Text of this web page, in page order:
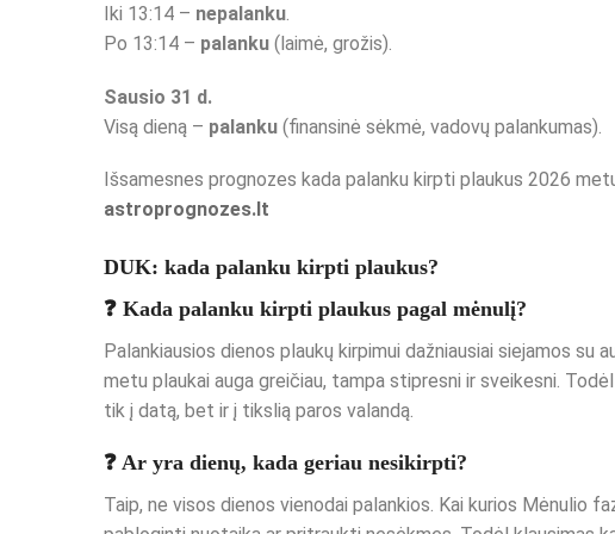
Iki 13:14 – nepalanku.
Po 13:14 – palanku (laimė, grožis).
Sausio 31 d.
Visą dieną – palanku (finansinė sėkmė, vadovų palankumas).
Išsamesnes prognozes kada palanku kirpti plaukus 2026
astroprognozes.lt
DUK: kada palanku kirpti plaukus?
❓ Kada palanku kirpti plaukus pagal mėnulį?
Palankiausios dienos plaukų kirpimui dažniausiai siejamos
metu plaukai auga greičiau, tampa stipresni ir sveikesni.
tik į datą, bet ir į tikslią paros valandą.
❓ Ar yra dienų, kada geriau nesikirpti?
Taip, ne visos dienos vienodai palankios. Kai kurios Mėnulio